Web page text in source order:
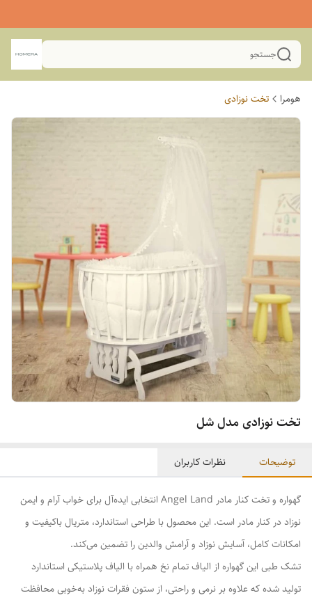
جستجو
هومرا تخت نوزادی
تخت نوزادی مدل شل
توضیحات نظرات کاربران
گهواره و تخت کنار مادر Angel Land انتخابی ایده‌آل برای خواب آرام و ایمن
نوزاد در کنار مادر است. این محصول با طراحی استاندارد، متریال باکیفیت و
امکانات کامل، آسایش نوزاد و آرامش والدین را تضمین می‌کند.
تشک طبی این گهواره از الیاف تمام نخ همراه با الیاف پلاستیکی استاندارد
تولید شده که علاوه بر نرمی و راحتی، از ستون فقرات نوزاد به‌خوبی محافظت